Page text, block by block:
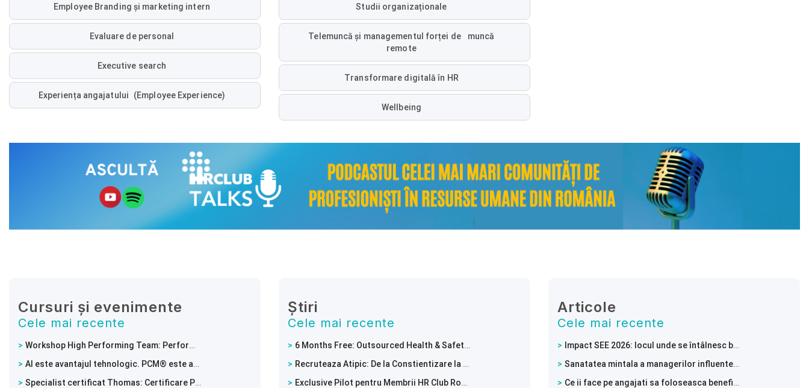
Employee Branding și marketing intern
Evaluare de personal
Executive search
Experiența angajatului (Employee Experience)
Studii organizaționale
Telemuncă și managementul forței de muncă
remote
Transformare digitală în HR
Wellbeing
Cursuri și evenimente
Cele mai recente
Workshop High Performing Team: Performanta unei echipe incepe cu modul in care lucreaza impreuna
AI este avantajul tehnologic. PCM® este avantajul uman.
Specialist certificat Thomas: Certificare PPA – Intelege comportamentele si potentialul echipei tale
Știri
Cele mai recente
6 Months Free: Outsourced Health & Safety Services with Full Digitalisation of Employee Training Documents
Recruteaza Atipic: De la Constientizare la Angajare Reala
Exclusive Pilot pentru Membrii HR Club Romania
Articole
Cele mai recente
Impact SEE 2026: locul unde se întâlnesc businessul, tehnologia și leadershipul
Sanatatea mintala a managerilor influenteaza intreaga echipa
Ce ii face pe angajati sa foloseasca beneficiile de sanatate mintala